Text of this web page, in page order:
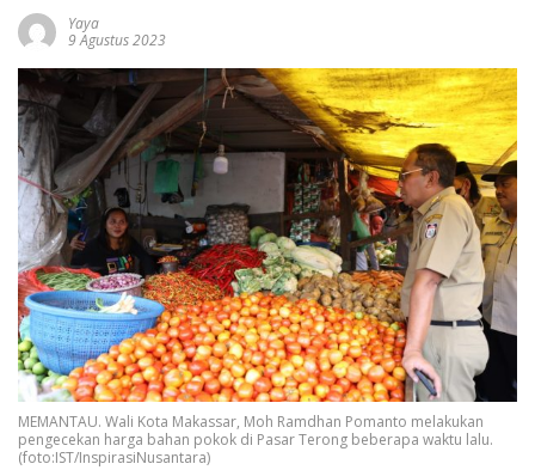
Yaya
9 Agustus 2023
MEMANTAU. Wali Kota Makassar, Moh Ramdhan Pomanto melakukan
pengecekan harga bahan pokok di Pasar Terong beberapa waktu lalu.
(foto:IST/InspirasiNusantara)